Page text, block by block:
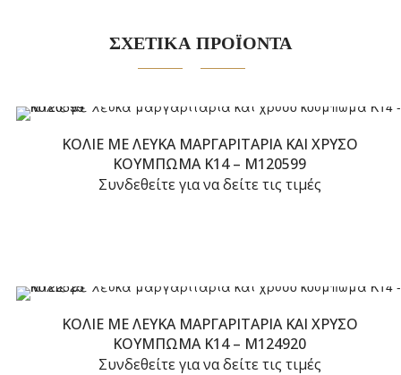
ΣΧΕΤΙΚΑ ΠΡΟΪΟΝΤΑ
ΚΟΛΙΈ ΜΕ ΛΕΥΚΆ ΜΑΡΓΑΡΙΤΆΡΙΑ ΚΑΙ ΧΡΥΣΟ
ΚΟΎΜΠΩΜΑ Κ14 – M120599
Συνδεθείτε για να δείτε τις τιμές
ΚΟΛΙΈ ΜΕ ΛΕΥΚΆ ΜΑΡΓΑΡΙΤΆΡΙΑ ΚΑΙ ΧΡΥΣΌ
ΚΟΎΜΠΩΜΑ K14 – M124920
Συνδεθείτε για να δείτε τις τιμές